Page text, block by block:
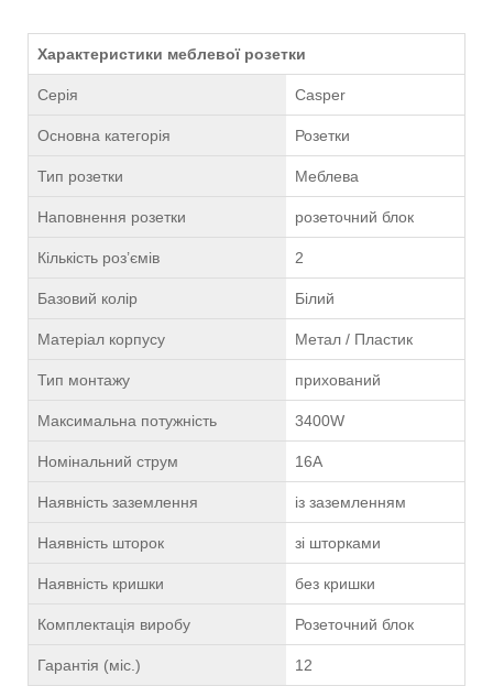
Характеристики меблевої розетки
Серія Casper
Основна категорія Розетки
Тип розетки Меблева
Наповнення розетки розеточний блок
Кількість роз’ємів 2
Базовий колір Білий
Матеріал корпусу Метал / Пластик
Тип монтажу прихований
Максимальна потужність 3400W
Номінальний струм 16A
Наявність заземлення із заземленням
Наявність шторок зі шторками
Наявність кришки без кришки
Комплектація виробу Розеточний блок
Гарантія (міс.) 12